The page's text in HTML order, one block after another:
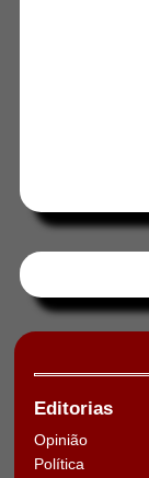
Editorias
Opinião
Política